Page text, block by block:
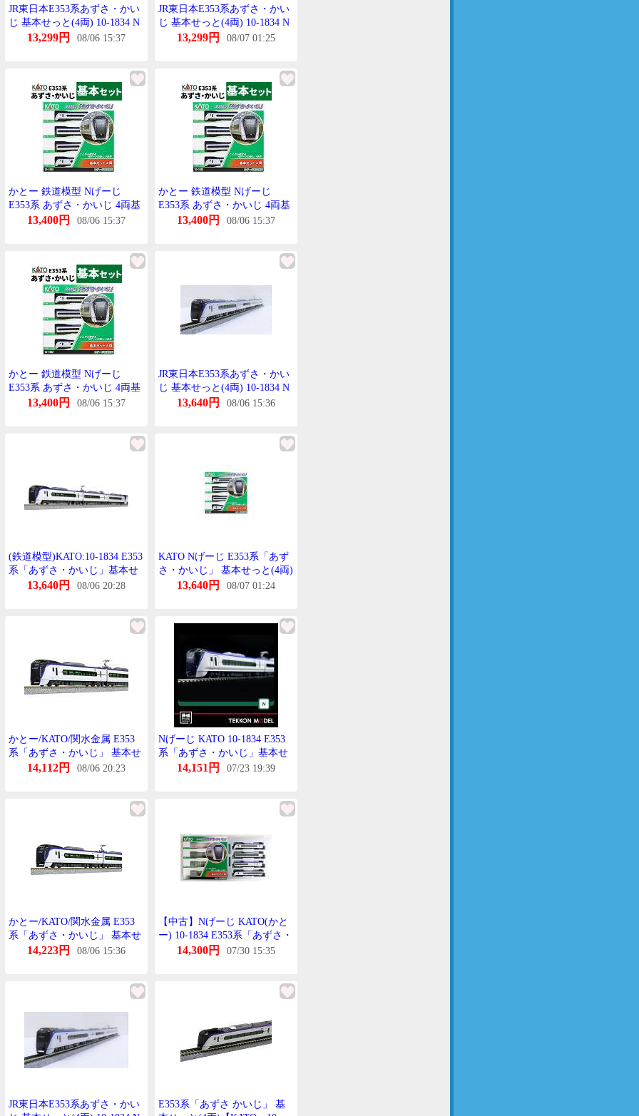
JR東日本E353系あずさ・かい
じ 基本せっと(4両) 10-1834 N
げーじ13,299円 08/06 15:37
JR東日本E353系あずさ・かい
じ 基本せっと(4両) 10-1834 N
げーじ13,299円 08/07 01:25
かとー 鉄道模型 Nげーじ
E353系 あずさ・かいじ 4両基
本せっと 10-1834 KATO 電車
13,400円 08/06 15:37
かとー 鉄道模型 Nげーじ
E353系 あずさ・かいじ 4両基
本せっと 10-1834 KATO 電車
13,400円 08/06 15:37
かとー 鉄道模型 Nげーじ
E353系 あずさ・かいじ 4両基
本せっと 10-1834 KATO 電車
13,400円 08/06 15:37
JR東日本E353系あずさ・かい
じ 基本せっと(4両) 10-1834 N
げーじ13,640円 08/06 15:36
(鉄道模型)KATO:10-1834 E353
系「あずさ・かいじ」基本せ
っと(4輌)
13,640円 08/06 20:28
KATO Nげーじ E353系「あず
さ・かいじ」 基本せっと(4両)
鉄道模型 10-1834
13,640円 08/07 01:24
かとー/KATO/関水金属 E353
系「あずさ・かいじ」 基本せ
っと(4両) 10-1834
14,112円 08/06 20:23
Nげーじ KATO 10-1834 E353
系「あずさ・かいじ」基本せ
っと(4両) 在庫品
14,151円 07/23 19:39
かとー/KATO/関水金属 E353
系「あずさ・かいじ」 基本せ
っと(4両) 10-1834
14,223円 08/06 15:36
【中古】Nげーじ KATO(かと
ー) 10-1834 E353系「あずさ・
かいじ」 基本 4両せっと 2024
14,300円 07/30 15:35
JR東日本E353系あずさ・かい
E353系「あずさ かいじ」 基